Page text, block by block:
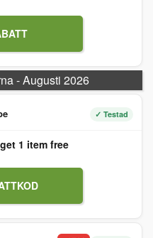
- Augusti 2026
✓ Testad
1 item free